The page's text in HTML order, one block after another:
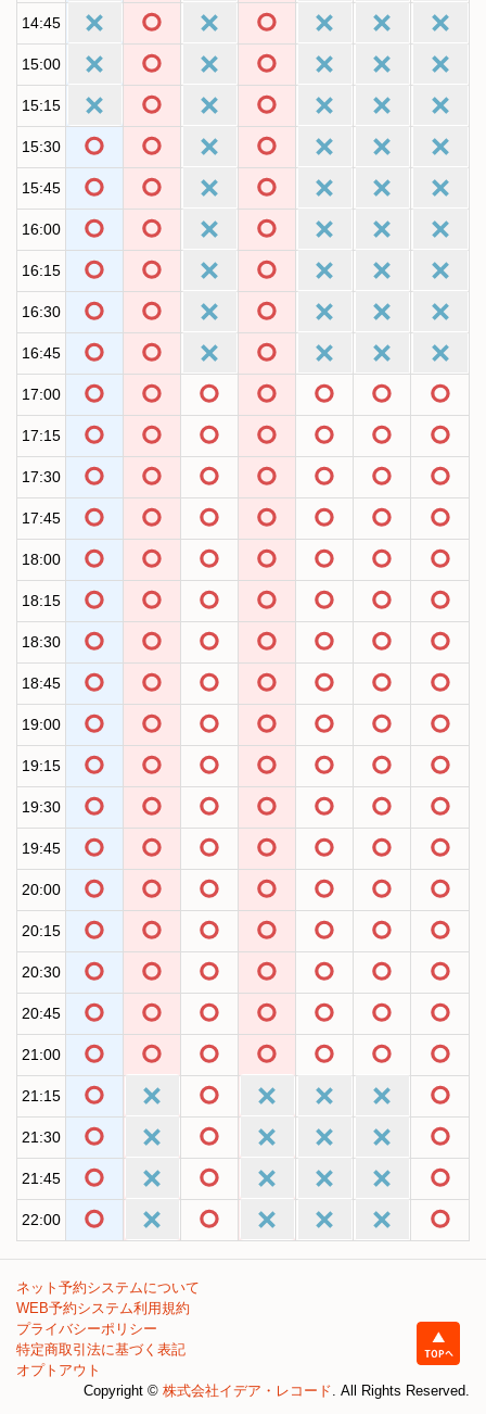
14:45
15:00
15:15
15:30
15:45
16:00
16:15
16:30
16:45
17:00
17:15
17:30
17:45
18:00
18:15
18:30
18:45
19:00
19:15
19:30
19:45
20:00
20:15
20:30
20:45
21:00
21:15
21:30
21:45
22:00
ネット予約システムについて
WEB予約システム利用規約
プライバシーポリシー
特定商取引法に基づく表記
オプトアウト
Copyright © 株式会社イデア・レコード . All Rights Reserved.